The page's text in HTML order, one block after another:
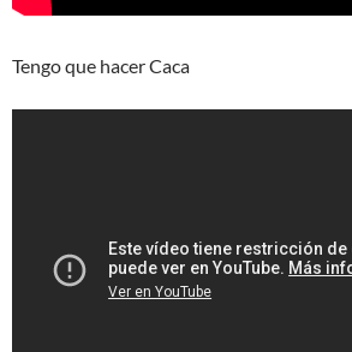
Tengo que hacer Caca